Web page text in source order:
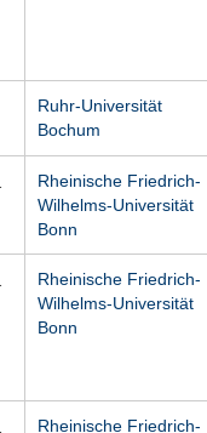
Ruhr-Universität
Bochum
Rheinische Friedrich-
Wilhelms-Universität
Bonn
Rheinische Friedrich-
Wilhelms-Universität
Bonn
Rheinische Friedrich-